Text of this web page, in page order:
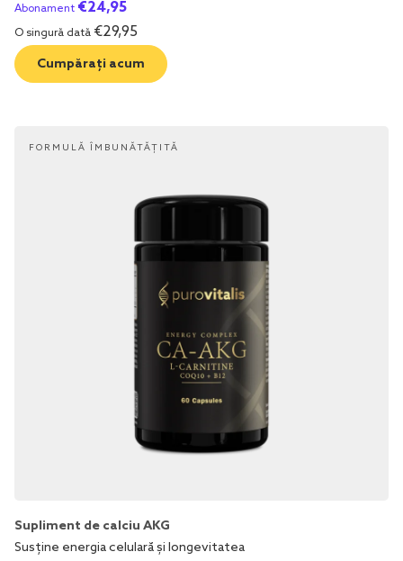
Abonament €24,95
O singură dată €29,95
Cumpărați acum
FORMULĂ ÎMBUNĂTĂȚITĂ
Supliment de calciu AKG
Susține energia celulară și longevitatea